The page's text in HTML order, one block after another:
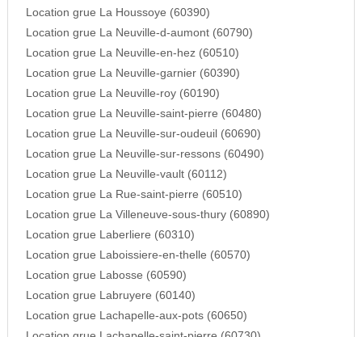
Location grue La Houssoye (60390)
Location grue La Neuville-d-aumont (60790)
Location grue La Neuville-en-hez (60510)
Location grue La Neuville-garnier (60390)
Location grue La Neuville-roy (60190)
Location grue La Neuville-saint-pierre (60480)
Location grue La Neuville-sur-oudeuil (60690)
Location grue La Neuville-sur-ressons (60490)
Location grue La Neuville-vault (60112)
Location grue La Rue-saint-pierre (60510)
Location grue La Villeneuve-sous-thury (60890)
Location grue Laberliere (60310)
Location grue Laboissiere-en-thelle (60570)
Location grue Labosse (60590)
Location grue Labruyere (60140)
Location grue Lachapelle-aux-pots (60650)